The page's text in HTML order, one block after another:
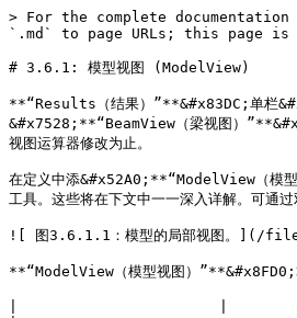
> For the complete
`.md` to page URLs; this page is
# 3.6.1: 模型视图 (ModelView)
**“Results（结果）”**&#x83DC;单栏
&#x7528;**“BeamView（梁视图）
视图运算器修改为止。
在定义中添&#x52A0;**“ModelView（模
工具。这些将在下文中一一深入详解。可通
![ 图3.6.1.1：模型的局部视图。](/
**“ModelView（模型视图）”**&#x8FD0;